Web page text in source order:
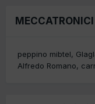
peppino mibtel
Alfredo Romano